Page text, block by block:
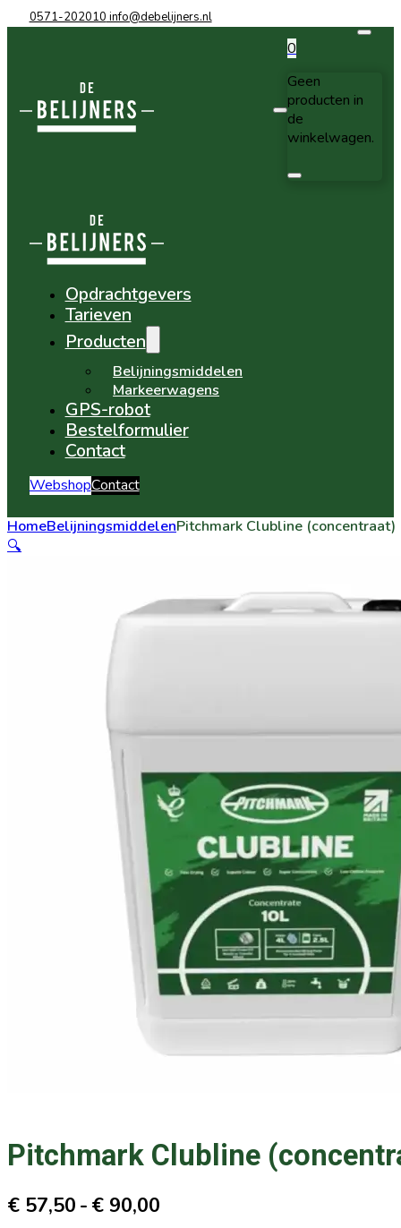
0571-202010 info@debelijners.nl
0
Geen
producten in
de
winkelwagen.
Opdrachtgevers
Tarieven
Producten
Belijningsmiddelen
Markeerwagens
GPS-robot
Bestelformulier
Contact
WebshopContact
HomeBelijningsmiddelenPitchmark Clubline (concentraat)
🔍
Pitchmark Clubline
€ 57,50 - € 90,00